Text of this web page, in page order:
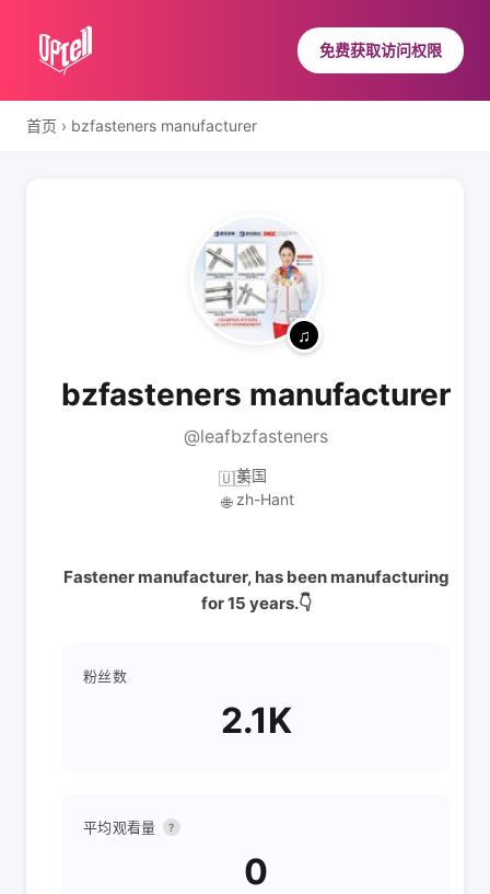
免费获取访问权限
首页 › bzfasteners manufacturer
bzfasteners manufacturer
@leafbzfasteners
🇺🇸美国
🌐 zh-Hant
Fastener manufacturer, has been manufacturing
for 15 years.👇
粉丝数
2.1K
平均观看量 ?
0